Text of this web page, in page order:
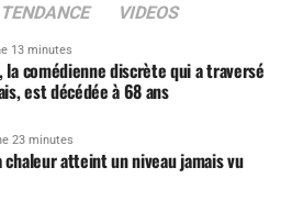
TENDANCE VIDEOS
13 minutes
la comédienne discrète qui a traversé
est décédée à 68 ans
23 minutes
chaleur atteint un niveau jamais vu